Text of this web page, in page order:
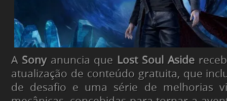
A Sony anuncia que Lost Soul Aside
atualização de conteúdo gratuita, que
de desafio e uma série de melhorias